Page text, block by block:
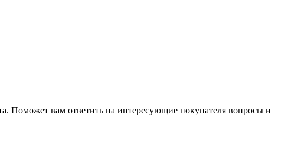
Поможет вам ответить на интересующие покупателя вопросы и